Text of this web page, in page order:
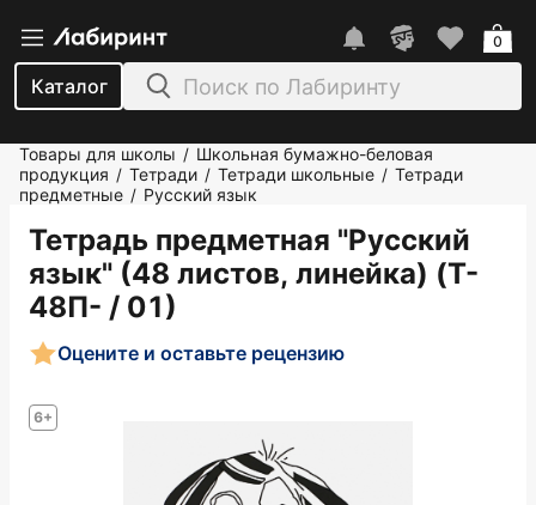
Каталог
0
Товары для школы / Школьная бумажно-беловая
продукция / Тетради / Тетради школьные / Тетради
предметные / Русский язык
Тетрадь предметная "Русский
язык" (48 листов, линейка) (T-
48П- / 01)
6+
Оцените и оставьте рецензию